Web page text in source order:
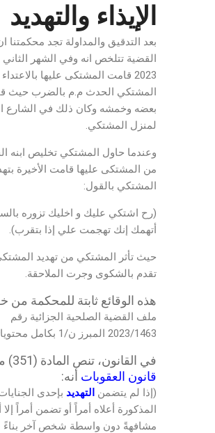
الإيذاء والتهديد
بعد التدقيق والمداولة تجد محكمتنا
القضية تتلخص انه وفي الشهر
2023 قامت المشتكى عليها
المشتكي الحدث م.م بالضرب حيث
بعضه وخمشه وكان ذلك في الشارع
لمنزل المشتكي.
وعندما حاول المشتكي تخليص ابنه
من المشتكى عليها قامت الأخيرة
المشتكي بالقول:
(رح اشتكي عليك و اخليك تزوره
أتهمك إنك تهجمت علي إذا بتقرب).
حيث تأثر المشتكي من تهديد
تقدم بالشكوى وجرت الملاحقة.
هذه الوقائع ثابتة للمحكمة من
ملف القضية الصلحية الجزائية رقم
2023/1463 المبرز ن/1 بكامل محتوياته.
في القانون، تنص المادة (351) من
قانون العقوبات أنه:
(إذا لم يتضمن التهديد بإحدى
المذكورة أعلاه أمراً أو تضمن أمراً
مشافهةً دون واسطة شخص آخر بناءً